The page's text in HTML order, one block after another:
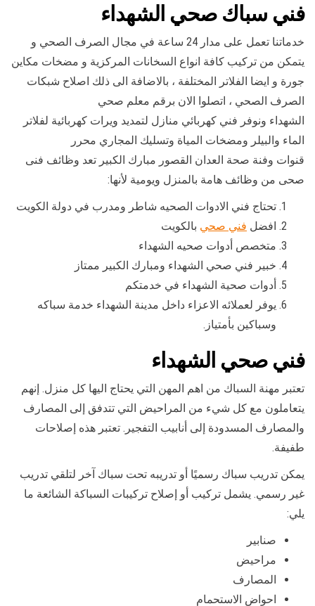
فني سباك صحي الشهداء
خدماتنا تعمل على مدار 24 ساعة في مجال الصرف الصحي و
يتمكن من تركيب كافة انواع السخانات المركزية و مضخات مكاين
جورة و ايضا الفلاتر المختلفة ، بالاضافة الى ذلك اصلاح شبكات
الصرف الصحي ، اتصلوا الان برقم معلم صحي
الشهداء ونوفر فني كهربائي منازل لتمديد ويرات كهربائية لفلاتر
الماء والبيلر ومضخات المياة وتسليك المجاري محرر
قنوات وفنة صحة العدان القصور مبارك الكبير تعد وظائف فنى
صحى من وظائف هامة بالمنزل ويومية لأنها:
تحتاج فني الادوات الصحيه شاطر ومدرب في دولة الكويت
افضل فني صحي بالكويت
متخصص أدوات صحيه الشهداء
خبير فني صحي الشهداء ومبارك الكبير ممتاز
أدوات صحية الشهداء في خدمتكم
يوفر لعملائه الاعزاء داخل مدينة الشهداء خدمة سباكه
وسباكين بأمتياز.
فني صحي الشهداء
تعتبر مهنة السباك من اهم المهن التي يحتاج اليها كل منزل. إنهم
يتعاملون مع كل شيء من المراحيض التي تتدفق إلى المصارف
والمصارف المسدودة إلى أنابيب التفجير. تعتبر هذه إصلاحات
طفيفة.
يمكن تدريب سباك رسميًا أو تدريبه تحت سباك آخر لتلقي تدريب
غير رسمي. يشمل تركيب أو إصلاح تركيبات السباكة الشائعة ما
يلي:
صنابير
مراحيض
المصارف
احواض الاستحمام